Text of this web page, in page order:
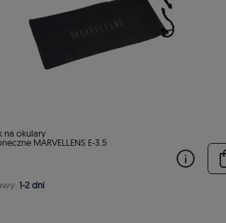
na okulary
MARVELLENS E-3.5
1-2 dni